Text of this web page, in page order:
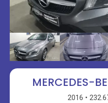
MERCEDES-
2016